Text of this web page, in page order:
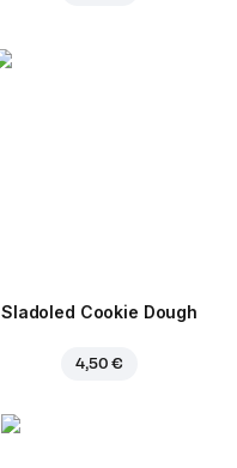
Sladoled Cookie Dough
4,50 €